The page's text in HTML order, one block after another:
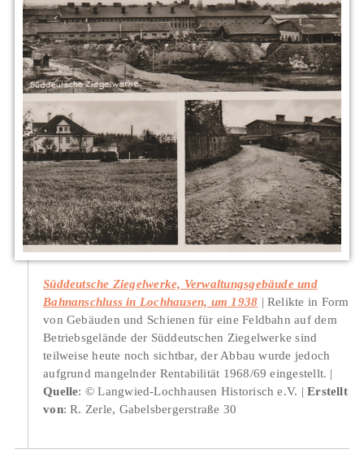
Süddeutsche Ziegelwerke, Verwaltungsgebäude und
Bahnanschluss in Lochhausen, um 1938
Relikte in Form
von Gebäuden und Schienen für eine Feldbahn auf dem
Betriebsgelände der Süddeutschen Ziegelwerke sind
teilweise heute noch sichtbar, der Abbau wurde jedoch
aufgrund mangelnder Rentabilität 1968/69 eingestellt.
Quelle: © Langwied-Lochhausen Historisch e.V.
Erstellt
von: R. Zerle, Gabelsbergerstraße 30